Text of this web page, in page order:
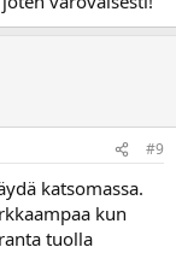
#9
katsomassa.
kun
tuolla